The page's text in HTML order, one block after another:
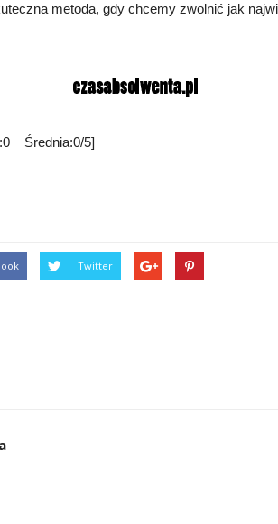
metoda, gdy chcemy zwolnić jak
Średnia:0/5]
Twitter